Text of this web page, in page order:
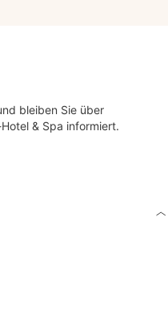
bleiben Sie über
& Spa informiert.